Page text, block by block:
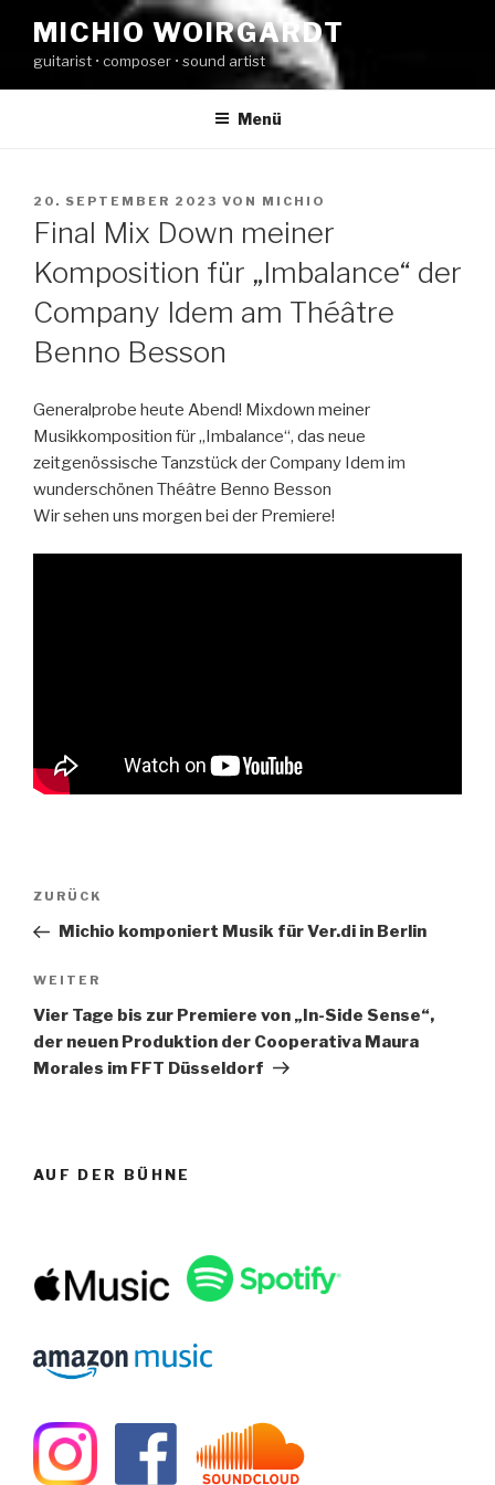
Inhalt
springen
MICHIO WOIRGARDT
guitarist • composer • sound artist
Menü
VERÖFFENTLICHT
AM
20. SEPTEMBER 2023 VON MICHIO
Final Mix Down meiner
Komposition für „Imbalance“ der
Company Idem am Théâtre
Benno Besson
Generalprobe heute Abend! Mixdown meiner
Musikkomposition für „Imbalance“, das neue
zeitgenössische Tanzstück der Company Idem im
wunderschönen Théâtre Benno Besson
Wir sehen uns morgen bei der Premiere!
Beitragsnavigation
Vorheriger
Beitrag
ZURÜCK
Michio komponiert Musik für Ver.di in Berlin
Nächster
Beitrag
WEITER
Vier Tage bis zur Premiere von „In-Side Sense“,
der neuen Produktion der Cooperativa Maura
Morales im FFT Düsseldorf
AUF DER BÜHNE